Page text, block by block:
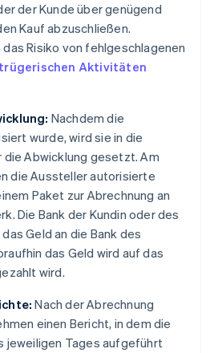
der Kunde über genügend
Kauf abzuschließen.
Risiko von fehlgeschlagenen
Aktivitäten
Nachdem die
wurde, wird sie in die
die Abwicklung gesetzt. Am
die Aussteller autorisierte
Paket zur Abrechnung an
Die Bank der Kundin oder des
Geld an die Bank des
das Geld wird auf das
wird.
Nach der Abrechnung
einen Bericht, in dem die
jeweiligen Tages aufgeführt